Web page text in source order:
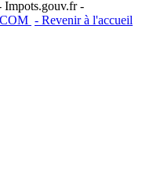
-
- Revenir à l'accueil